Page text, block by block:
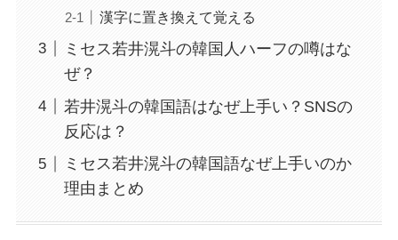
漢字に置き換えて覚える
ミセス若井滉斗の韓国人ハーフの噂はな
ぜ？
若井滉斗の韓国語はなぜ上手い？SNSの
反応は？
ミセス若井滉斗の韓国語なぜ上手いのか
理由まとめ